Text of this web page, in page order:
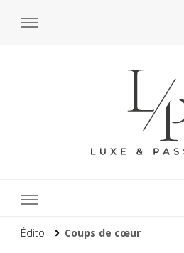
Édito Coups de cœur